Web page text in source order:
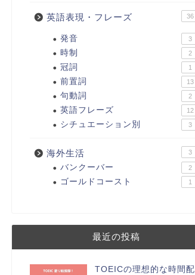
英語表現・フレーズ 36
発音 3
時制 2
冠詞 1
前置詞 13
句動詞 2
英語フレーズ 12
シチュエーション別 3
海外生活 3
バンクーバー 2
ゴールドコースト 1
最近の投稿
TOEICの理想的な時間配